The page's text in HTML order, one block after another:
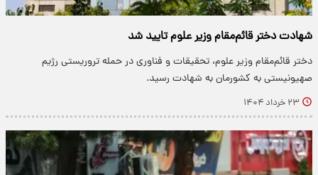
شهادت دختر قائم‌مقام وزیر علوم تایید شد
دختر قائم‌مقام وزیر علوم، تحقیقات و فناوری در حمله تروریستی رژیم
صهیونیستی به کشورمان به شهادت رسید.
۲۳ خرداد ۱۴۰۴